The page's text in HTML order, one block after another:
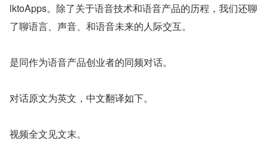
lktoApps。除了关于语音技术和语音产品的历程，我们还聊
了聊语言、声音、和语音未来的人际交互。
是同作为语音产品创业者的同频对话。
对话原文为英文，中文翻译如下。
视频全文见文末。